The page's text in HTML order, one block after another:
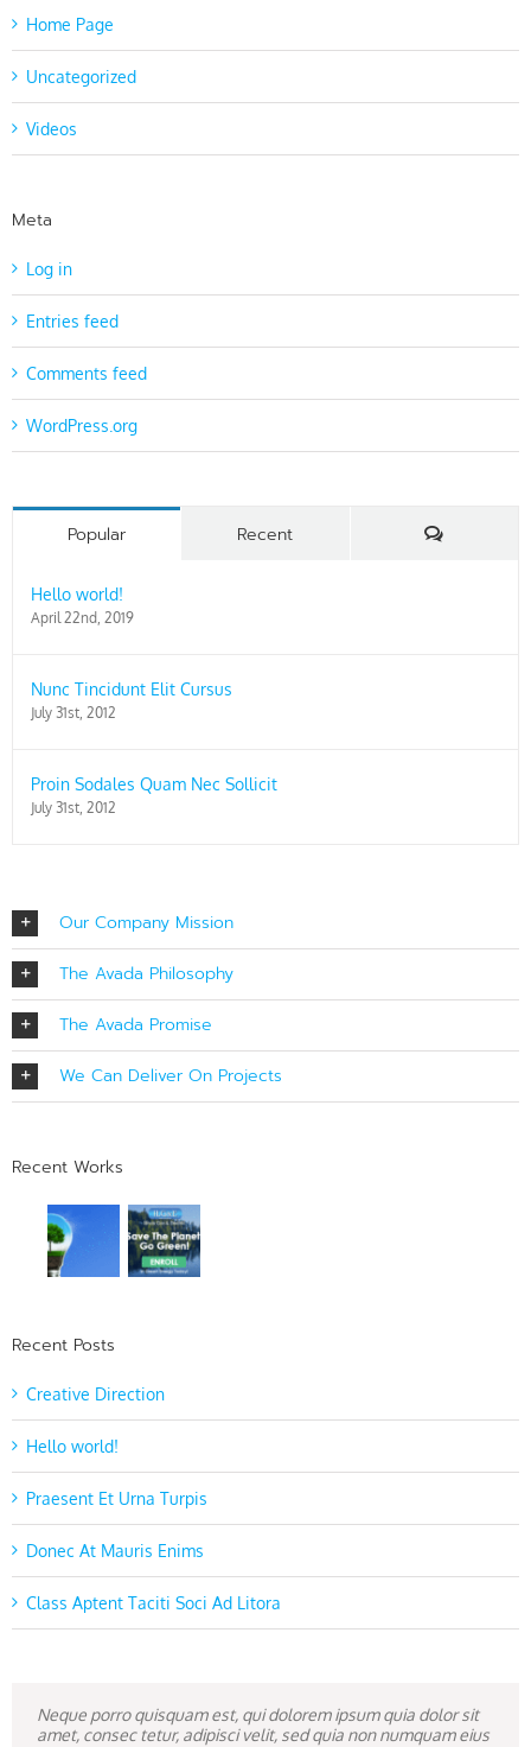
Home Page
Uncategorized
Videos
Meta
Log in
Entries feed
Comments feed
WordPress.org
Popular Recent Comments
Hello world!
April 22nd, 2019
Nunc Tincidunt Elit Cursus
July 31st, 2012
Proin Sodales Quam Nec Sollicit
July 31st, 2012
Our Company Mission
The Avada Philosophy
The Avada Promise
We Can Deliver On Projects
Recent Works
Recent Posts
Creative Direction
Hello world!
Praesent Et Urna Turpis
Donec At Mauris Enims
Class Aptent Taciti Soci Ad Litora
Neque porro quisquam est, qui dolorem ipsum quia dolor sit
amet, consec tetur, adipisci velit, sed quia non numquam eius
Aliquam erat volutpat. Quisque at est id ligula facilisis laoreet
eget pulvinar nibh. Suspendisse at ultrices dui. Curabitur ac